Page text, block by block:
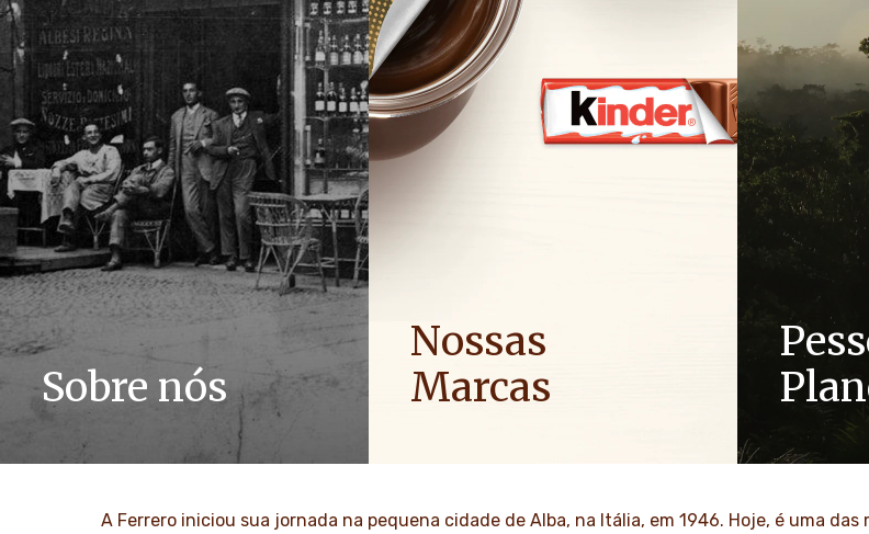
Sobre nós
A história da Ferrero e sua missão. Dos
primeiros passos ao sucesso mundial.
SAIBA MAIS
Nossas
Marcas
Como uma
como
A Ferrero iniciou sua jornada na pequena cidade de Alba, na Itália, em 1946. Hoje, é uma